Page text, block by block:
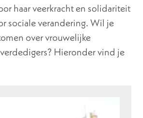
haar veerkracht en solidariteit
sociale verandering. Wil je
over vrouwelijke
Hieronder vind je